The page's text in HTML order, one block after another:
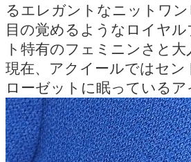
るエレガントなニットワン
目の覚めるようなロイヤ
ト特有のフェミニンさと
現在、アクイールではセ
ローゼットに眠っている